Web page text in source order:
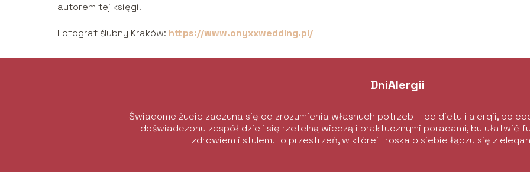
autorem tej księgi.
Fotograf ślubny Kraków: https://www.onyxxwedding.pl/
DniAlergii
Świadome życie zaczyna się od zrozumienia własnych potrzeb – od diety i alergii, po
doświadczony zespół dzieli się rzetelną wiedzą i praktycznymi poradami, by ułatwić
zdrowiem i stylem. To przestrzeń, w której troska o siebie łączy się z